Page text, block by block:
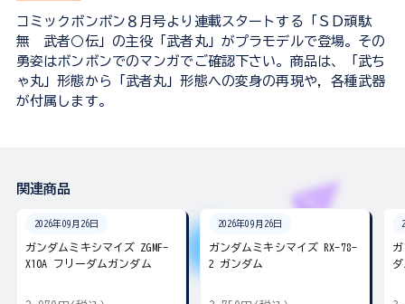
コミックボンボン８月号より連載スタートする「ＳＤ頑駄
無 武者○伝」の主役「武者丸」がプラモデルで登場。その
勇姿はボンボンでのマンガでご確認下さい。商品は、「武ち
ゃ丸」形態から「武者丸」形態への変身の再現や，各種武器
が付属します。
関連商品
2026年09月26日
ガンダムミキシマイズ ZGMF-
X10A フリーダムガンダム
2026年09月26日
ガンダムミキシマイズ RX-78-
2 ガンダム